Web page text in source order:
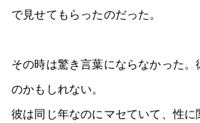
で見せてもらったのだった。
その時は驚き言葉にならなかった
のかもしれない。
彼は同じ年なのにマセていて、性